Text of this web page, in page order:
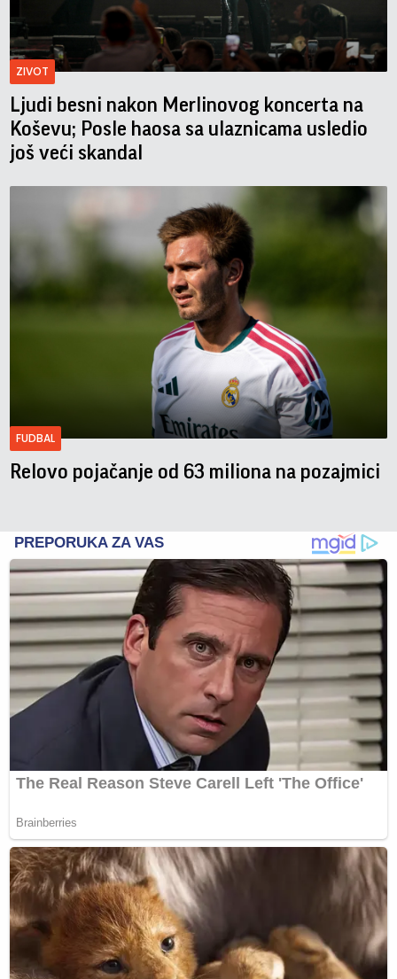
ZIVOT
Ljudi besni nakon Merlinovog koncerta na
Koševu; Posle haosa sa ulaznicama usledio
još veći skandal
FUDBAL
Relovo pojačanje od 63 miliona na pozajmici